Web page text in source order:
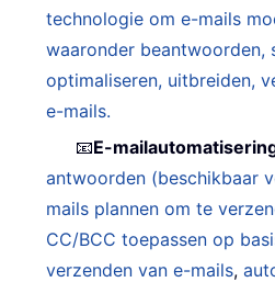
technologie om e-mails
waaronder beantwoorden,
optimaliseren, uitbreiden,
e-mails.
📧E-
antwoorden (beschikbaar
mails plannen om te
CC/BCC toepassen op
verzenden van e-mails,